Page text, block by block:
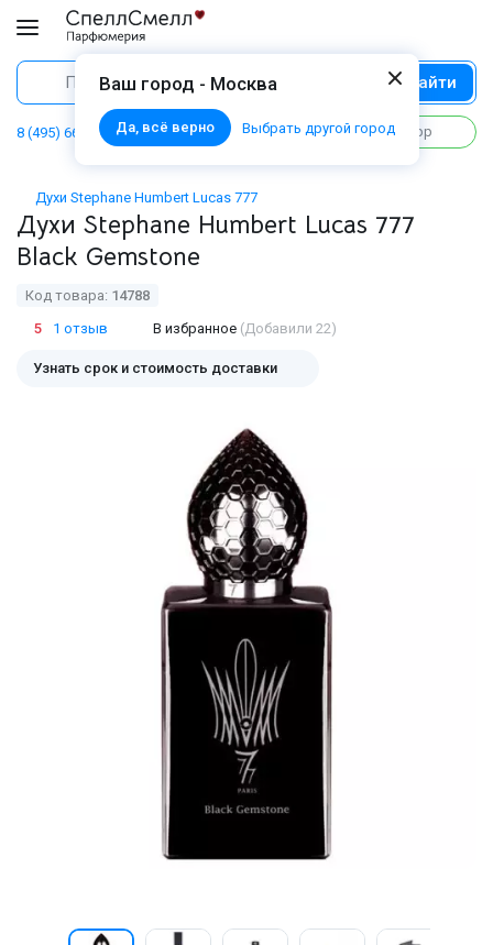
Ваш город - Москва
Да, всё верно Выбрать другой город
Поиск Найти
8 (495) 668 06 02 Написать в WhatsApp
Духи Stephane Humbert Lucas 777
Духи Stephane Humbert Lucas 777
Black Gemstone
Код товара: 14788
5
1 отзыв В избранное (Добавили 22)
Узнать срок и стоимость доставки